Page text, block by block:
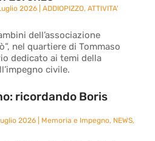
2026 |ADDIOPIZZO,ATTIVITA'
dell’associazione
nel quartiere di Tommaso
dedicato ai temi della
civile.
ricordando Boris
2026 Memoria e Impegno, NEWS,